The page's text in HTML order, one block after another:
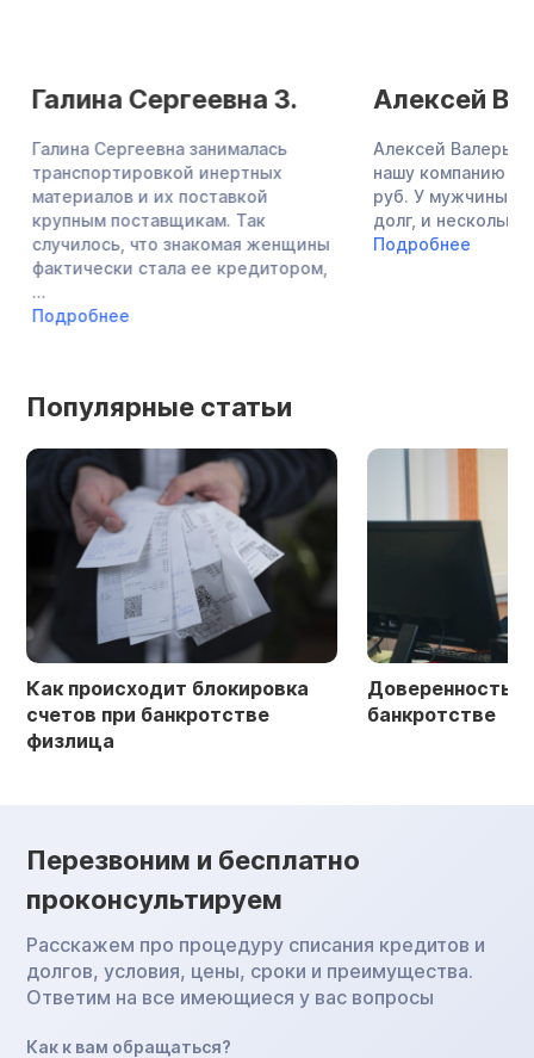
Галина Сергеевна З.
Галина Сергеевна занималась
транспортировкой инертных
материалов и их поставкой
крупным поставщикам. Так
случилось, что знакомая женщины
фактически стала ее кредитором,
...
Подробнее
Алексей
Алексей
нашу компанию с
руб. У мужчины
долг, и несколько
Подробнее
Популярные статьи
Как происходит блокировка
счетов при банкротстве
физлица
Доверенность
банкротстве
Перезвоним и бесплатно
проконсультируем
Расскажем про процедуру списания кредитов и
долгов, условия, цены, сроки и преимущества.
Ответим на все имеющиеся у вас вопросы
Как к вам обращаться?